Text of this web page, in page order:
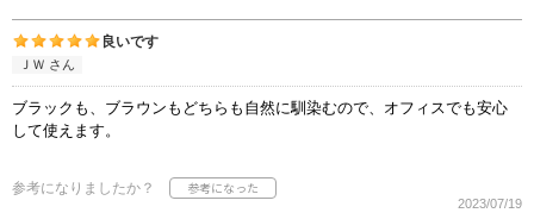
良いです
ＪＷ さん
ブラックも、ブラウンもどちらも自然に馴染むので、オフィスでも安心
して使えます。
参考になりましたか？
2023/07/19